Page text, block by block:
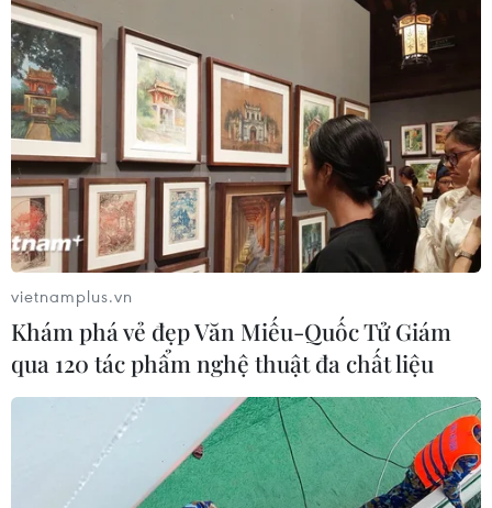
vietnamplus.vn
Khám phá vẻ đẹp Văn Miếu-Quốc Tử Giám
qua 120 tác phẩm nghệ thuật đa chất liệu